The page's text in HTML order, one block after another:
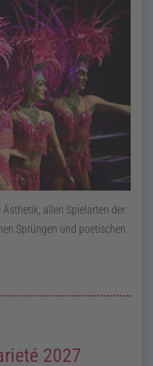
allen Spielarten der
Sprüngen und poetischen
2027